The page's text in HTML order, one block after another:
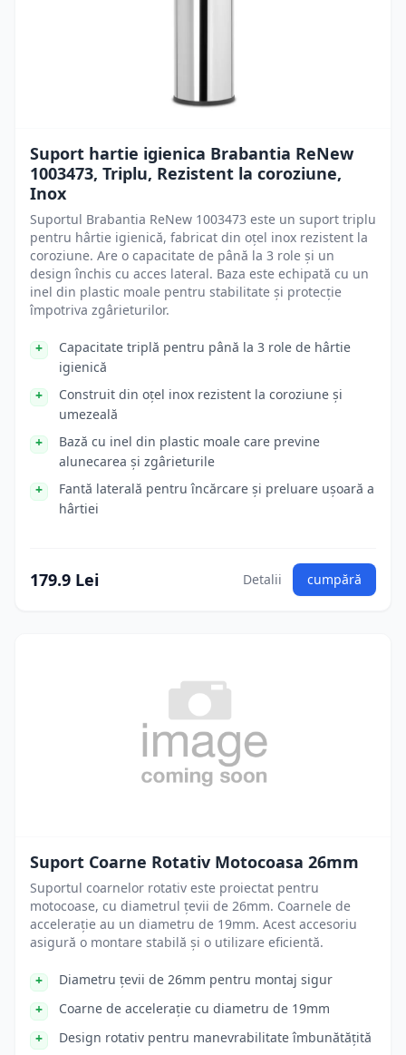
Suport hartie igienica Brabantia ReNew
1003473, Triplu, Rezistent la coroziune,
Inox
Suportul Brabantia ReNew 1003473 este un suport triplu
pentru hârtie igienică, fabricat din oțel inox rezistent la
coroziune. Are o capacitate de până la 3 role și un
design închis cu acces lateral. Baza este echipată cu un
inel din plastic moale pentru stabilitate și protecție
împotriva zgârieturilor.
Capacitate triplă pentru până la 3 role de hârtie
igienică
Construit din oțel inox rezistent la coroziune și
umezeală
Bază cu inel din plastic moale care previne
alunecarea și zgârieturile
Fantă laterală pentru încărcare și preluare ușoară a
hârtiei
179.9 Lei Detalii cumpără
Suport Coarne Rotativ Motocoasa 26mm
Suportul coarnelor rotativ este proiectat pentru
motocoase, cu diametrul țevii de 26mm. Coarnele de
accelerație au un diametru de 19mm. Acest accesoriu
asigură o montare stabilă și o utilizare eficientă.
Diametru țevii de 26mm pentru montaj sigur
Coarne de accelerație cu diametru de 19mm
Design rotativ pentru manevrabilitate îmbunătățită